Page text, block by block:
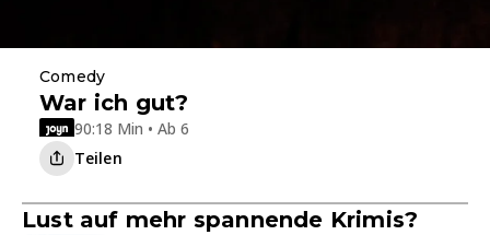
Comedy
War ich gut?
90:18 Min • Ab 6
Teilen
Lust auf mehr spannende Krimis?